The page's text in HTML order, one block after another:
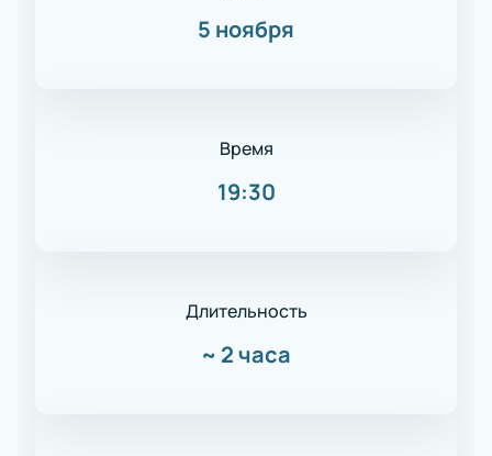
5 ноября
Время
19:30
Длительность
~ 2 часа